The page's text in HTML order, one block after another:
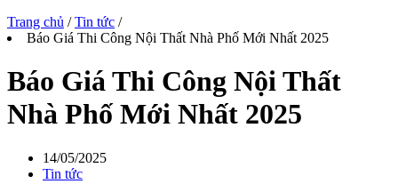
Trang chủ / Tin tức /
Báo Giá Thi Công Nội Thất Nhà Phố Mới Nhất 2025
Báo Giá Thi Công Nội Thất
Nhà Phố Mới Nhất 2025
14/05/2025
Tin tức